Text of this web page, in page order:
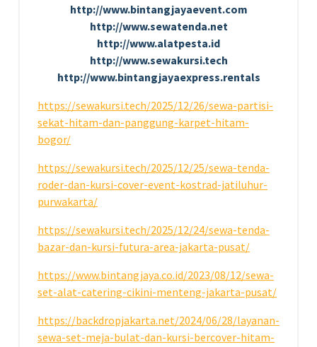
http://www.bintangjayaevent.com
http://www.sewatenda.net
http://www.alatpesta.id
http://www.sewakursi.tech
http://www.bintangjayaexpress.rentals
https://sewakursi.tech/2025/12/26/sewa-partisi-
sekat-hitam-dan-panggung-karpet-hitam-
bogor/
https://sewakursi.tech/2025/12/25/sewa-tenda-
roder-dan-kursi-cover-event-kostrad-jatiluhur-
purwakarta/
https://sewakursi.tech/2025/12/24/sewa-tenda-
bazar-dan-kursi-futura-area-jakarta-pusat/
https://www.bintangjaya.co.id/2023/08/12/sewa-
set-alat-catering-cikini-menteng-jakarta-pusat/
https://backdropjakarta.net/2024/06/28/layanan-
sewa-set-meja-bulat-dan-kursi-bercover-hitam-